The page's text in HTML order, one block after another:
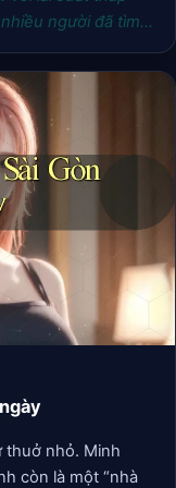
người đã tìm
cho những lúc
cho tất cả mọi
gia xổ số
thuở nhỏ. Minh
còn là một “nhà